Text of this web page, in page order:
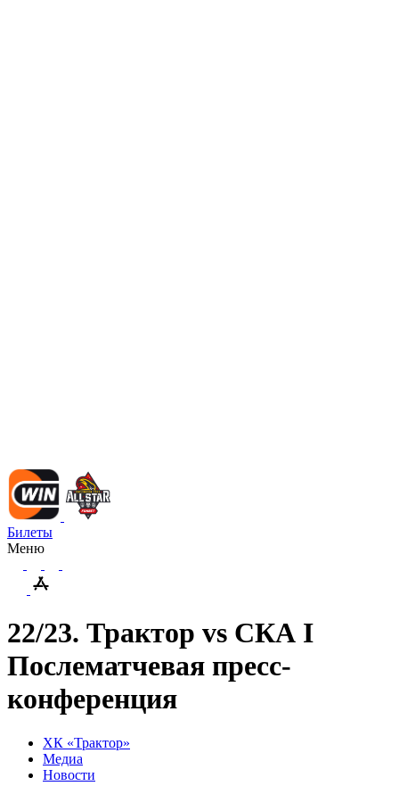
Билеты
Меню
22/23. Трактор vs СКА I
Послематчевая пресс-
конференция
ХК «Трактор»
Медиа
Новости